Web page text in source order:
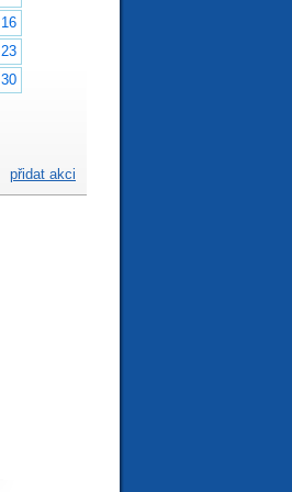
16
23
30
přidat akci